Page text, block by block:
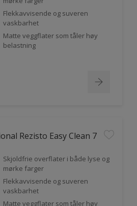
Flekkavvisende og suveren
vaskbarhet
Matte veggflater som tåler høy
belastning
Rezisto Easy Clean 7
Skjoldfrie overflater i både lyse og
mørke farger
Flekkavvisende og suveren
vaskbarhet
Matte veggflater som tåler høy